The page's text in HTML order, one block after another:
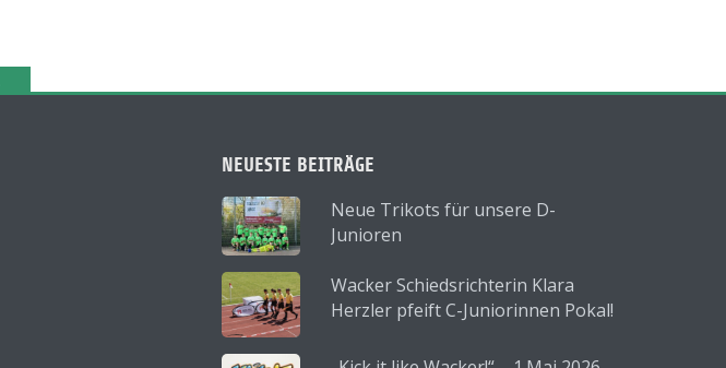
NEUESTE BEITRÄGE
Neue Trikots für unsere D-
Junioren
Wacker Schiedsrichterin Klara
Herzler pfeift C-Juniorinnen Pokal!